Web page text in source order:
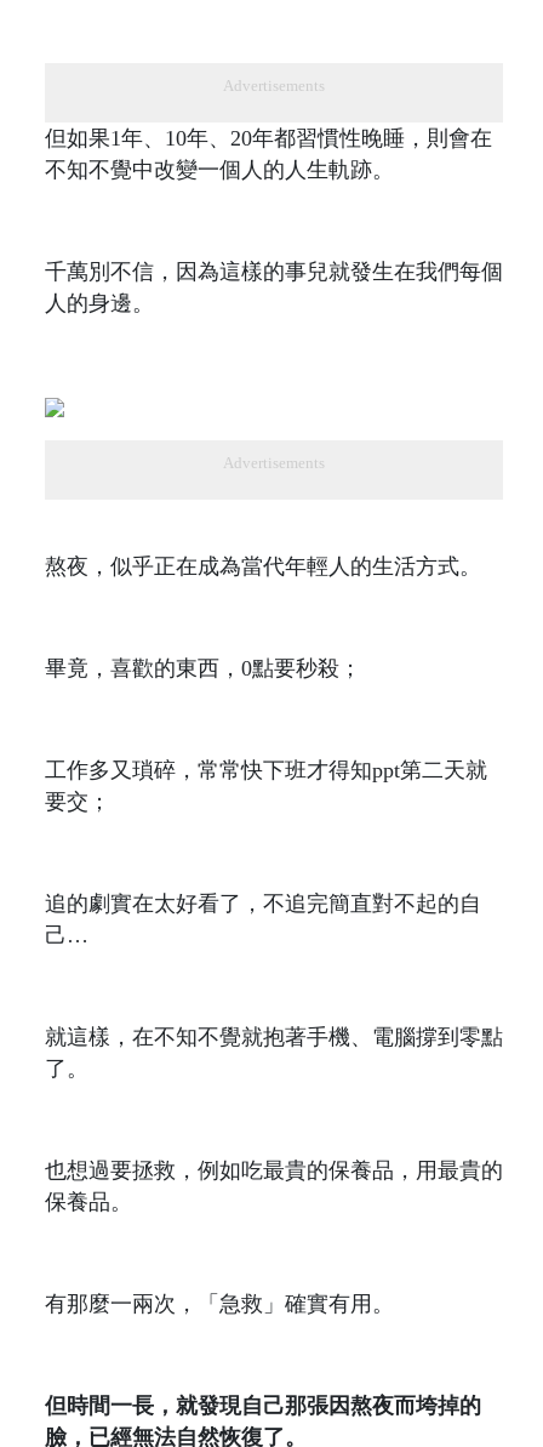
Advertisements
但如果1年、10年、20年都習慣性晚睡，則會在
不知不覺中改變一個人的人生軌跡。
千萬別不信，因為這樣的事兒就發生在我們每個
人的身邊。
Advertisements
熬夜，似乎正在成為當代年輕人的生活方式。
畢竟，喜歡的東西，0點要秒殺；
工作多又瑣碎，常常快下班才得知ppt第二天就
要交；
追的劇實在太好看了，不追完簡直對不起的自
己…
就這樣，在不知不覺就抱著手機、電腦撐到零點
了。
也想過要拯救，例如吃最貴的保養品，用最貴的
保養品。
有那麼一兩次，「急救」確實有用。
但時間一長，就發現自己那張因熬夜而垮掉的
臉，已經無法自然恢復了。